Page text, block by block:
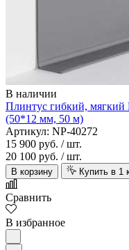
В наличии
Плинтус гибкий,
(50*12 мм, 50 м)
Артикул: NP-40272
15 900 руб. / шт.
20 100 руб. / шт.
В корзину Купить в 1
Сравнить
В избранное